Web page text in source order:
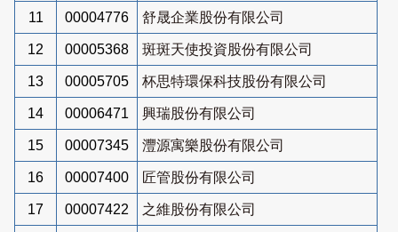
11 00004776 舒晟企業股份有限公司
12 00005368 斑斑天使投資股份有限公司
13 00005705 杯思特環保科技股份有限公司
14 00006471 興瑞股份有限公司
15 00007345 灃源寓樂股份有限公司
16 00007400 匠管股份有限公司
17 00007422 之維股份有限公司